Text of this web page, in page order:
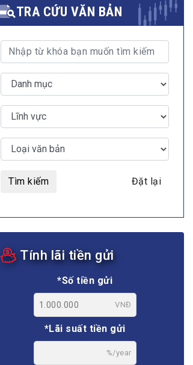
MULTIMEDIA
Video
E-magazines
TRA CỨU VĂN BẢN
Tìm kiếm Đặt lại
Tính lãi tiền gửi
*Số tiền gửi
VNĐ
*Lãi suất tiền gửi
%/year